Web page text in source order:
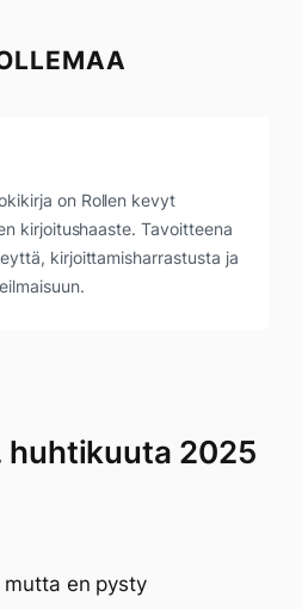
on Rollen kevyt
kirjoitushaaste. Tavoitteena
kirjoittamisharrastusta ja
huhtikuuta 2025
mutta en pysty